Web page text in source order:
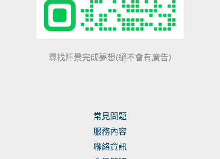
尋找阡景完成夢想(絕不會有廣告)
常見問題
服務內容
聯絡資訊